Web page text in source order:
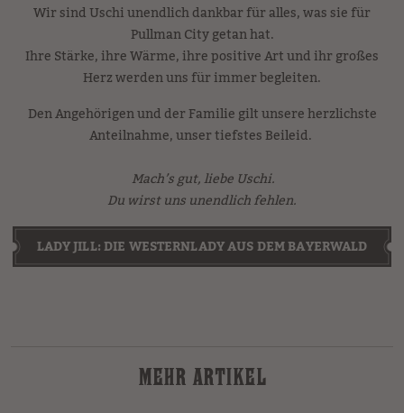
Wir sind Uschi unendlich dankbar für alles, was sie für
Pullman City getan hat.
Ihre Stärke, ihre Wärme, ihre positive Art und ihr großes
Herz werden uns für immer begleiten.
Den Angehörigen und der Familie gilt unsere herzlichste
Anteilnahme, unser tiefstes Beileid.
Mach’s gut, liebe Uschi.
Du wirst uns unendlich fehlen.
LADY JILL: DIE WESTERNLADY AUS DEM BAYERWALD
MEHR ARTIKEL